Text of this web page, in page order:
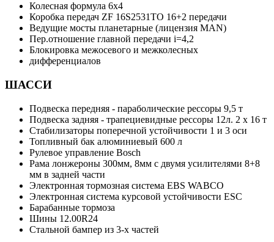
Колесная формула 6х4
Коробка передач ZF 16S2531TO 16+2 передачи
Ведущие мосты планетарные (лицензия MAN)
Пер.отношение главной передачи i=4,2
Блокировка межосевого и межколесных
дифференциалов
ШАССИ
Подвеска передняя - параболические рессоры 9,5 т
Подвеска задняя - трапециевидные рессоры 12л. 2 x 16 т
Стабилизаторы поперечной устойчивости 1 и 3 оси
Топливный бак алюминиевый 600 л
Рулевое управление Bosch
Рама лонжероны 300мм, 8мм с двумя усилителями 8+8
мм в задней части
Электронная тормозная система EBS WABCO
Электронная система курсовой устойчивости ESC
Барабанные тормоза
Шины 12.00R24
Стальной бампер из 3-х частей